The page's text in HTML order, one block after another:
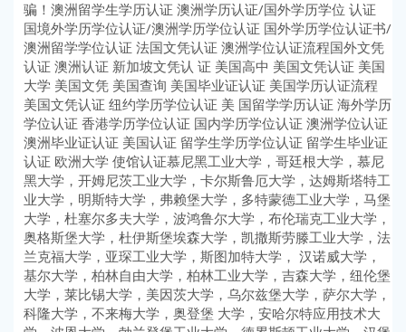
骗！澳洲留学生学历认证 澳洲学历认证/国外学历学位 认证
国境外学历学位认证/澳洲学历学位认证 国外学历学位认证书/
澳洲留学学位认证 法国文凭认证 澳洲学位认证流程国外文凭
认证 澳洲认证 新加坡文凭认 证 美国高中 美国文凭认证 美国
大学 美国文凭 美国查询 美国毕业证认证 美国学历认证流程
美国文凭认证 纽约学历学位认证 美 国留学学历认证 海外学历
学位认证 香港学历学位认证 国内学历学位认证 澳洲学位认证
澳洲毕业证认证 美国认证 留学生学历学位认证 留学生毕业证
认证 欧洲大学 使馆认证慕尼黑工业大学，哥廷根大学，慕尼
黑大学，开姆尼茨工业大学，卡尔斯鲁厄大学，达姆斯塔特工
业大学，明斯特大学，弗赖堡大学，多特蒙德工业大学，马堡
大学，杜塞尔多夫大学，波鸿鲁尔大学，布伦瑞克工业大学，
奥格斯堡大学，杜伊斯堡埃森大学，凯撒斯劳滕工业大学，法
兰克福大学，亚琛工业大学，斯图加特大学， 汉诺威大学，
基尔大学，柏林自由大学，柏林工业大学，吉森大学，纽伦堡
大学，莱比锡大学，美因茨大学，乌尔兹堡大学，萨尔大学，
科隆大学，不来梅大学，奥登堡 大学，安哈尔特应用技术大